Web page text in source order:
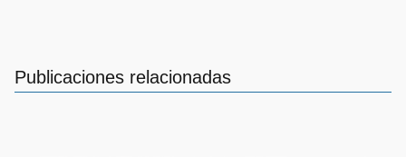
Publicaciones relacionadas